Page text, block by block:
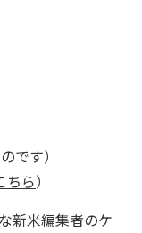
です）
ちら）
新米編集者のケ